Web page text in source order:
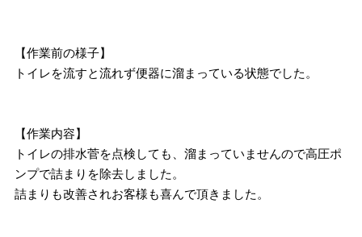
【作業前の様子】
トイレを流すと流れず便器に溜まっている状態でした。
【作業内容】
トイレの排水菅を点検しても、溜まっていませんので高圧ポ
ンプで詰まりを除去しました。
詰まりも改善されお客様も喜んで頂きました。